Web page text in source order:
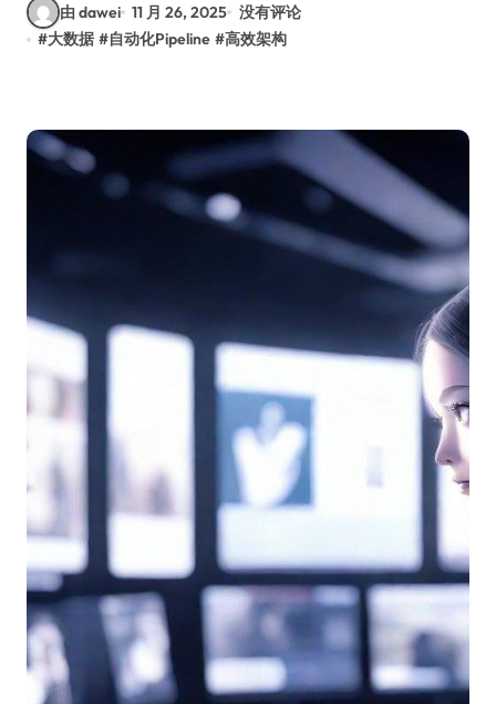
由 dawei 11 月 26, 2025 没有评论
#大数据 #自动化Pipeline #高效架构